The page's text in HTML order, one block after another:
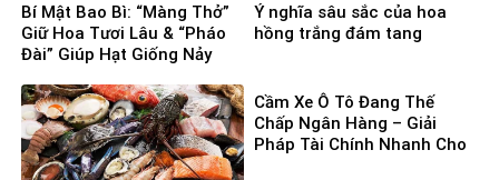
Bí Mật Bao Bì: “Màng Thở”
Giữ Hoa Tươi Lâu & “Pháo
Đài” Giúp Hạt Giống Nảy
Ý nghĩa sâu sắc của hoa
hồng trắng đám tang
Cầm Xe Ô Tô Đang Thế
Chấp Ngân Hàng – Giải
Pháp Tài Chính Nhanh Cho